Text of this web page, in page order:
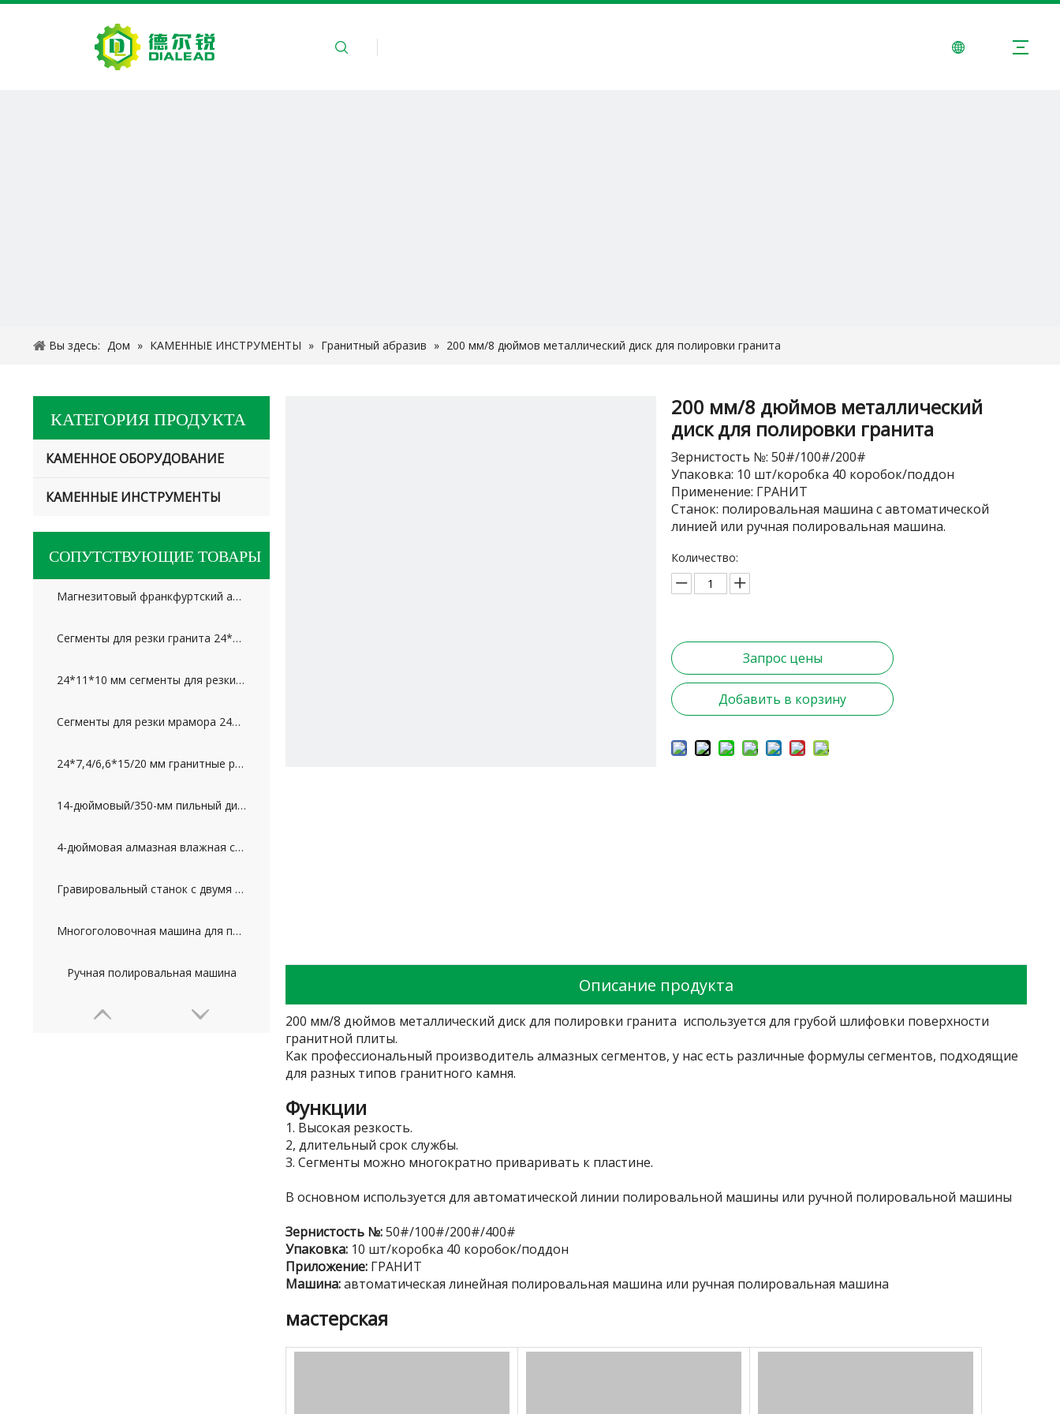
О НАС СВЯЗАТЬСЯ С НАМИ
Вы здесь: Дом » КАМЕННЫЕ ИНСТРУМЕНТЫ » Гранитный абразив » 200 мм/8 дюймов металлический диск для полировки гранита
КАТЕГОРИЯ ПРОДУКТА
КАМЕННОЕ ОБОРУДОВАНИЕ
КАМЕННЫЕ ИНСТРУМЕНТЫ
СОПУТСТВУЮЩИЕ ТОВАРЫ
Магнезитовый франкфуртский абразив для мрамора и травертина
Сегменты для резки гранита 24*12,5/11,5*20 мм для России
24*11*10 мм сегменты для резки мраморного известняка для рынка Ближнего Востока
Сегменты для резки мрамора 24*7,5*10 мм для Ирана
24*7,4/6,6*15/20 мм гранитные режущие сегменты для Пакистана
14-дюймовый/350-мм пильный диск для резки гранита
4-дюймовая алмазная влажная сухая полировальная подушка для гранита и мрамора
Гравировальный станок с двумя головками (2D)
Многоголовочная машина для профилирования колонн
Ручная полировальная машина
200 мм/8 дюймов металлический
диск для полировки гранита
Зернистость №: 50#/100#/200#
Упаковка: 10 шт/коробка 40 коробок/поддон
Применение: ГРАНИТ
Станок: полировальная машина с автоматической
линией или ручная полировальная машина.
Количество:
Запрос цены
Добавить в корзину
Описание продукта
200 мм/8 дюймов металлический диск для полировки гранита используется для грубой шлифовки поверхности
гранитной плиты.
Как профессиональный производитель алмазных сегментов, у нас есть различные формулы сегментов, подходящие
для разных типов гранитного камня.
Функции
1. Высокая резкость.
2, длительный срок службы.
3. Сегменты можно многократно приваривать к пластине.
В основном используется для автоматической линии полировальной машины или ручной полировальной машины
Зернистость №:50#/100#/200#/400#
Упаковка: 10 шт/коробка 40 коробок/поддон
Приложение: ГРАНИТ
Машина:автоматическая линейная полировальная машина или ручная полировальная машина
мастерская